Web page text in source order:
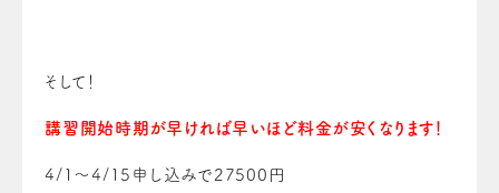
そして！
講習開始時期が早ければ早いほど料金が安くなります！
4/1～4/15申し込みで27500円